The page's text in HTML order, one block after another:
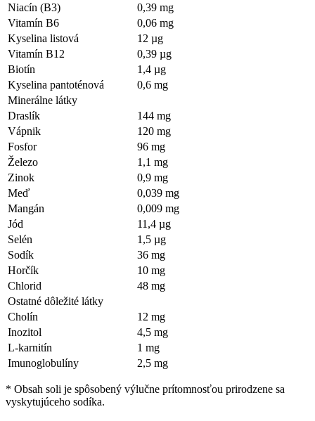
Niacín (B3)
0,39 mg
Vitamín B6
0,06 mg
Kyselina listová
12 µg
Vitamín B12
0,39 µg
Biotín
1,4 µg
Kyselina pantoténová
0,6 mg
Minerálne látky
Draslík
144 mg
Vápnik
120 mg
Fosfor
96 mg
Železo
1,1 mg
Zinok
0,9 mg
Meď
0,039 mg
Mangán
0,009 mg
Jód
11,4 µg
Selén
1,5 µg
Sodík
36 mg
Horčík
10 mg
Chlorid
48 mg
Ostatné dôležité látky
Cholín
12 mg
Inozitol
4,5 mg
L-karnitín
1 mg
Imunoglobulíny
2,5 mg
* Obsah soli je spôsobený výlučne prítomnosťou prirodzene sa
vyskytujúceho sodíka.